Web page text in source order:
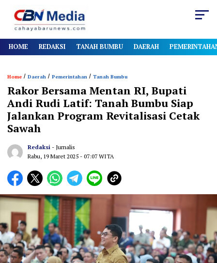
HOME REDAKSI TANAH BUMBU DAERAH
Home / Daerah / Pemerintahan / Tanah Bumbu
Rakor Bersama Mentan RI, Bupati
Andi Rudi Latif: Tanah Bumbu Siap
Jalankan Program Revitalisasi Cetak
Sawah
Redaksi - Jurnalis
Rabu, 19 Maret 2025 - 07:07 WITA